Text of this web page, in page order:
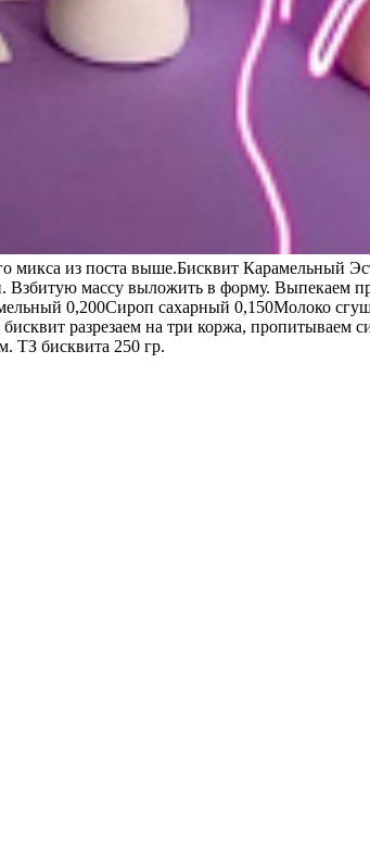
микса из поста выше.Бисквит Карамельный
массу выложить в форму. Выпекаем
0,200Сироп сахарный 0,150Молоко
разрезаем на три коржа,
ТЗ бисквита 250 гр.